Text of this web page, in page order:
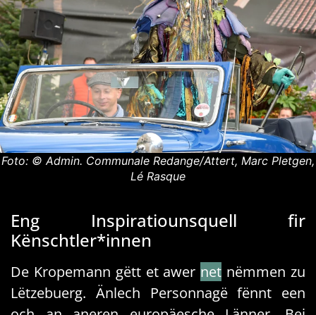
Foto: © Admin. Communale Redange/Attert, Marc Pletgen,
Lé Rasque
Eng Inspiratiounsquell fir
Kënschtler*innen
De Kropemann gëtt et awer net nëmmen zu
Lëtzebuerg. Änlech Personnagë fënnt een